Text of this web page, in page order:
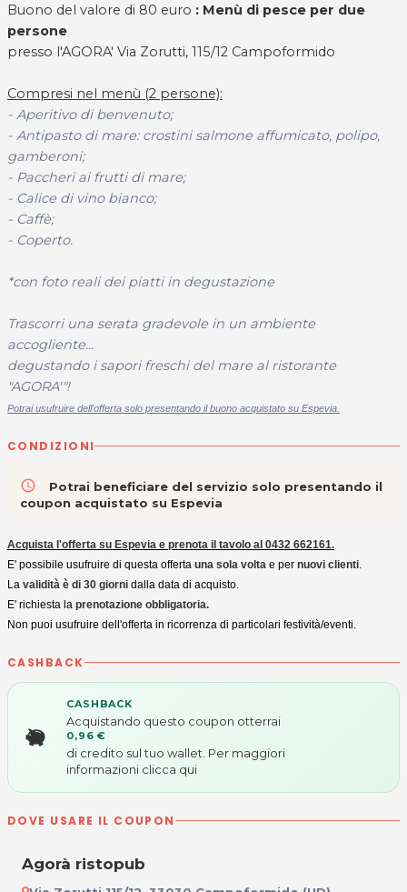
Buono del valore di 80 euro : Menù di pesce per due
persone
presso l'AGORA' Via Zorutti, 115/12 Campoformido
Compresi nel menù (2 persone):
- Aperitivo di benvenuto;
- Antipasto di mare: crostini salmone affumicato, polipo,
gamberoni;
- Paccheri ai frutti di mare;
- Calice di vino bianco;
- Caffè;
- Coperto.
*con foto reali dei piatti in degustazione
Trascorri una serata gradevole in un ambiente
accogliente...
degustando i sapori freschi del mare al ristorante
"AGORA'"!
Potrai usufruire dell'offerta solo presentando il buono acquistato su Espevia.
CONDIZIONI
access_time
Potrai beneficiare del servizio solo presentando il
coupon acquistato su Espevia
Acquista l'offerta su Espevia e prenota il tavolo al 0432 662161.
E' possibile usufruire di questa offerta una sola volta e per nuovi clienti
La validità è di 30 giorni dalla data di acquisto.
E' richiesta la prenotazione obbligatoria.
Non puoi usufruire dell'offerta in ricorrenza di particolari festività/eventi.
CASHBACK
CASHBACK
Acquistando questo coupon otterrai
0,96 €
di credito sul tuo wallet. Per maggiori
informazioni clicca qui
DOVE USARE IL COUPON
Agorà ristopub